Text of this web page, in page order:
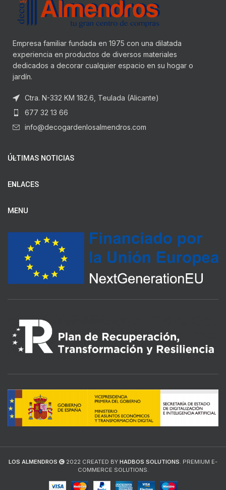
Empresa familiar fundada en 1975 con una dilatada
experiencia en productos de diversos materiales
dedicados a decorar cualquier espacio en su hogar o
jardín.
Ctra. N-332 KM 182.6, Teulada (Alicante)
677 32 13 66
info@decogardenlosalmendros.com
ÚLTIMAS NOTICIAS
ENLACES
MENU
LOS ALMENDROS 2022 CREATED BY HADBOS SOLUTIONS . PREMIUM E-
COMMERCE SOLUTIONS.